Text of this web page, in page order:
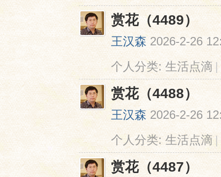
赏花（4489）
王汉森 2026-2-26
个人分类: 生活点滴 |
赏花（4488）
王汉森 2026-2-26
个人分类:生活点滴 |
赏花（4487）